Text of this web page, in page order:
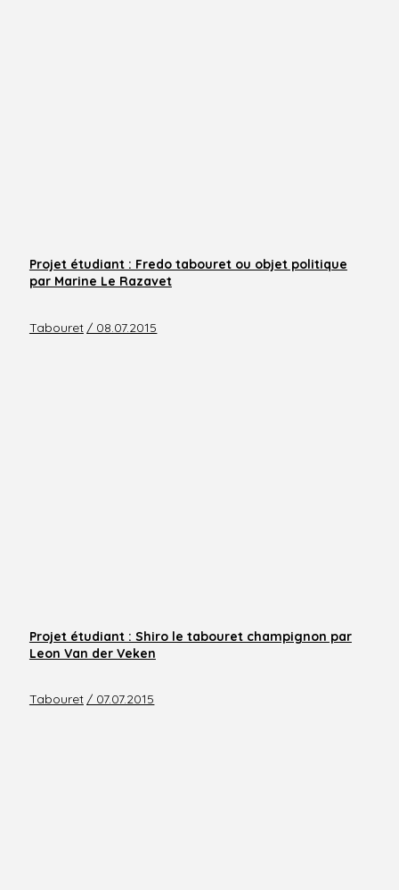
Projet étudiant : Fredo tabouret ou objet politique
par Marine Le Razavet
Tabouret / 08.07.2015
Projet étudiant : Shiro le tabouret champignon par
Leon Van der Veken
Tabouret / 07.07.2015